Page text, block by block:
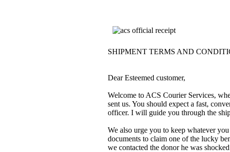
SHIPMENT TERMS AND
Dear Esteemed customer,
Welcome to ACS Courier Services,
sent us. You should expect a fast,
officer. I will guide you through the
We also urge you to keep whatever
documents to claim one of the lucky
we contacted the donor he was